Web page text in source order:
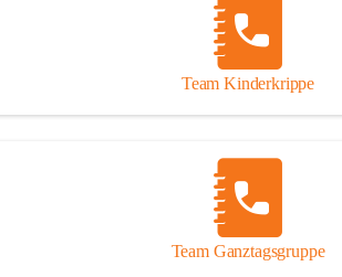
Atmosphäre sowie klare Strukturen und
sich das Zusammenleben als Miteinander
und liebevolle Atmosphäre als Basis,
im Kindergarten und in der Kinderkrippe erst
den Kindern genügend Zeit, Raum und
Eigenerfahrungen zu sammeln. Als
ein Ort der Information, Beratung und
Team Kinderkrippe
Team Ganztagsgruppe